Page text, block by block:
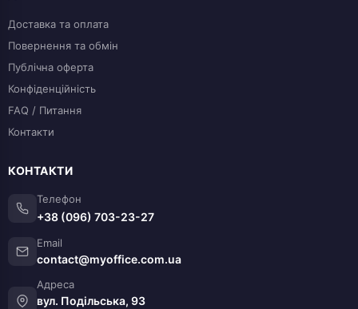
Доставка та оплата
Повернення та обмін
Публічна оферта
Конфіденційність
FAQ / Питання
Контакти
КОНТАКТИ
Телефон
+38 (096) 703-23-27
Email
contact@myoffice.com.ua
Адреса
вул. Подільська, 93